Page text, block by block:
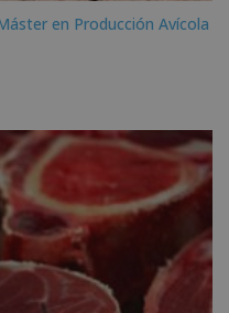
en Producción Avícola